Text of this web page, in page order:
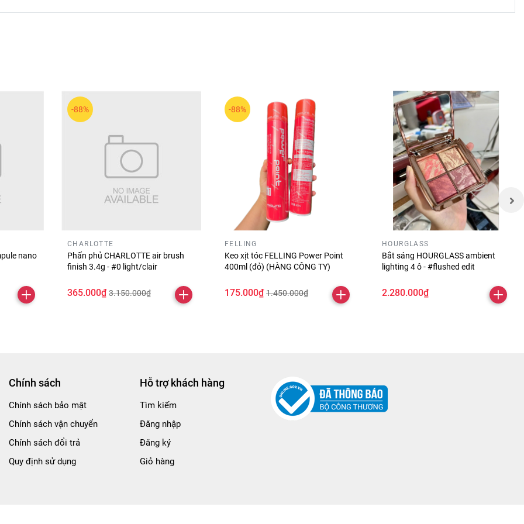
dòng son môi và sản phẩm trang điểm được yêu thích nhờ bảng màu
nổi bật và cuốn hút mỗi ngày. ✨💄
nano
-88%
CHARLOTTE
Phấn phủ CHARLOTTE air brush
finish 3.4g - #0 light/clair
365.000₫ 3.150.000₫
-88%
FELLING
Keo xịt tóc FELLING Power Point
400ml (đỏ) (HÀNG CÔNG TY)
175.000₫ 1.450.000₫
HOURGLASS
Bắt sáng HOURGLASS ambient
lighting 4 ô - #flushed edit
2.280.000₫
Chính sách
Chính sách bảo mật
Chính sách vận chuyển
Chính sách đổi trả
Quy định sử dụng
Hỗ trợ khách hàng
Tìm kiếm
Đăng nhập
Đăng ký
Giỏ hàng